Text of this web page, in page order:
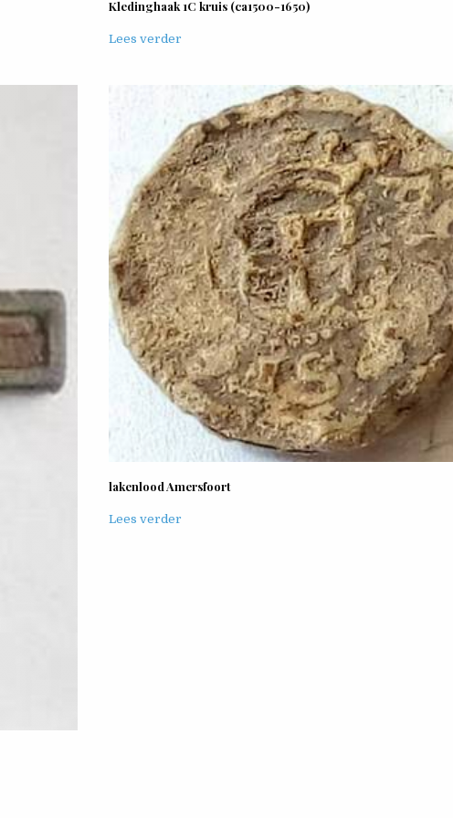
Kledinghaak 1C kruis (ca1500-1650)
Lees verder
lakenlood Amersfoort
Lees verder